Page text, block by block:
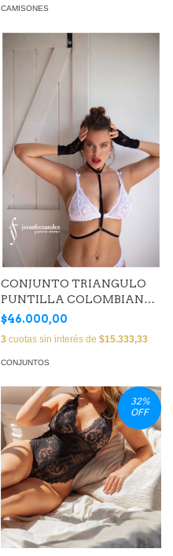
CAMISONES
CONJUNTO TRIANGULO
PUNTILLA COLOMBIANA
(Art. EPLSTT01)
$46.000,00
3 cuotas sin interés de $15.333,33
CONJUNTOS
32%
OFF